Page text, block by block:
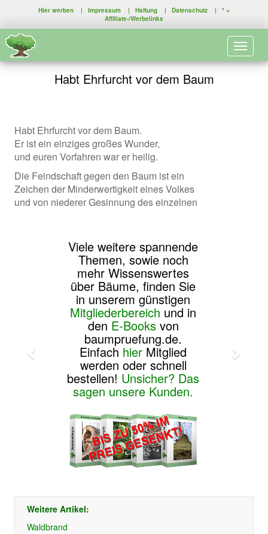
Hier werben | Impressum | Haftung | Datenschutz | * =
Affiliate-/Werbelinks
Habt Ehrfurcht vor dem Baum
Habt Ehrfurcht vor dem Baum.
Er ist ein einziges großes Wunder,
und euren Vorfahren war er heilig.
Die Feindschaft gegen den Baum ist ein
Zeichen der Minderwertigkeit eines Volkes
und von niederer Gesinnung des einzelnen
Viele weitere spannende
Themen, sowie noch
mehr Wissenswertes
über Bäume, finden Sie
in unserem günstigen
Mitgliederbereich und in
den E-Booksvon
baumpruefung.de.
Einfach hier Mitglied
werden oder schnell
bestellen! Unsicher? Das
sagen unsere Kunden.
Weitere Artikel:
Waldbrand